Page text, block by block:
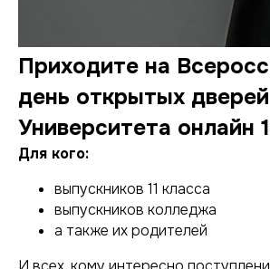
Приходите на
день открытых
Университета онлайн
Для кого:
выпускников 11 класса
выпускников колледжа
а также их родителей